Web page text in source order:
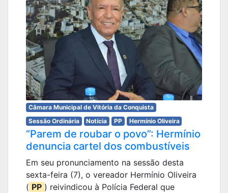
Câmara Municipal de Vitória da Conquista
Sessão Ordinária
Notícia PP Hermínio Oliveira
“Parem de roubar o povo”: Hermínio
denuncia cartel dos combustíveis
Em seu pronunciamento na sessão desta
sexta-feira (7), o vereador Hermínio Oliveira
( PP ) reivindicou à Polícia Federal que